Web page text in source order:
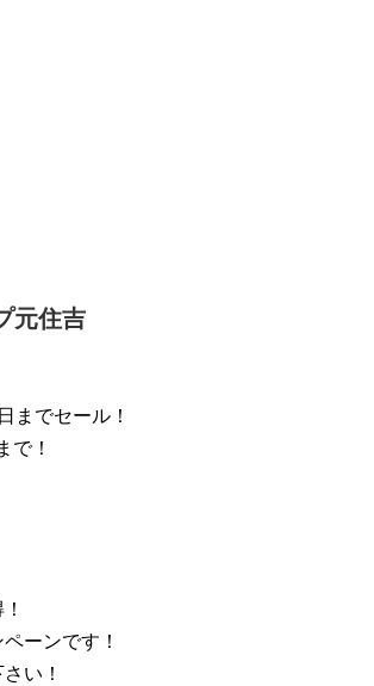
元住吉
までセール！
で！
ーンです！
い！